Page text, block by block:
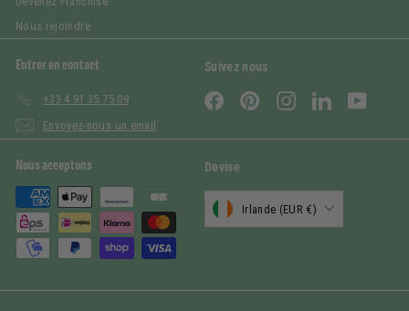
Nous rejoindre
Entrer en contact
+33 4 91 35 75 09
Envoyez-nous un email
Suivez nous
FacebookPinterestInstagramLinkedIn
Nous acceptons Devise
Irlande (EUR €)